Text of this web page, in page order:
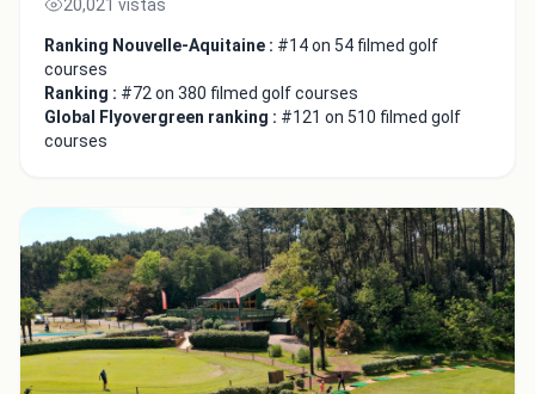
20,021 vistas
Ranking Nouvelle-Aquitaine : #14 on 54 filmed golf
courses
Ranking : #72 on 380 filmed golf courses
Global Flyovergreen ranking : #121 on 510 filmed golf
courses